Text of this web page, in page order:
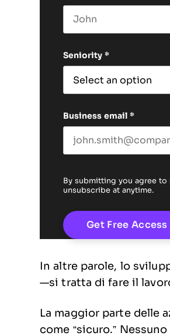
Seniority *
Business email *
By submitting you agree
unsubscribe at anytime.
In altre parole, lo
—si tratta di fare il
La maggior parte delle
come “sicuro.”